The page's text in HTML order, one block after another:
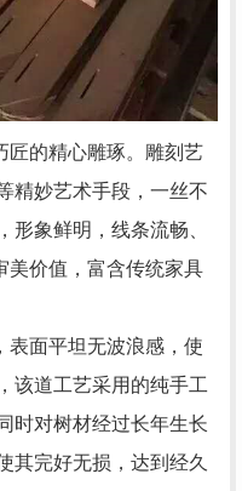
的精心雕琢。雕刻艺
精妙艺术手段，一丝不
形象鲜明，线条流畅、
美价值，富含传统家具
面平坦无波浪感，使
该道工艺采用的纯手工
时对树材经过长年生长
其完好无损，达到经久